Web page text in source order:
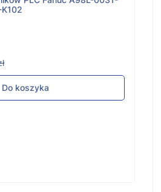
Do koszyka